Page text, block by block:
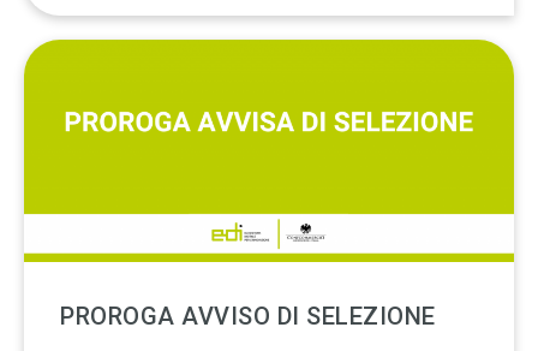
PROROGA AVVISO DI SELEZIONE